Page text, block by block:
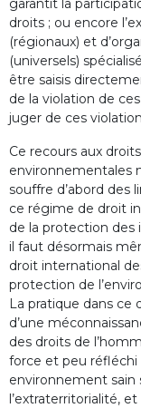
garantit la
droits ; ou encore
(régionaux) et
(universels)
être saisis
de la violation de
juger de ces
Ce recours aux
environnementales
souffre d’abord des
ce régime de droit
de la protection des
il faut désormais
droit international
protection de
La pratique dans ce
d’une
des droits de
force et peu réfléchi
environnement sain
l’extraterritorialité,